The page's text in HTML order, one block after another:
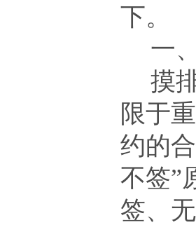
下。
一
摸
限于
约的
不签”
签、